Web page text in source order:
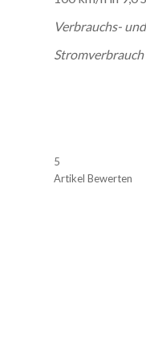
Verbrauchs-
5
Artikel Bewerten